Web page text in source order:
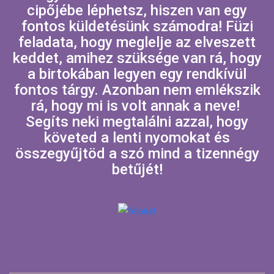
cipőjébe léphetsz, hiszen van egy
fontos küldetésünk számodra! Füzi
feladata, hogy meglelje az elveszett
keddet, amihez szüksége van rá, hogy
a birtokában legyen egy rendkívül
fontos tárgy. Azonban nem emlékszik
rá, hogy mi is volt annak a neve!
Segíts neki megtalálni azzal, hogy
követed a lenti nyomokat és
összegyűjtöd a szó mind a tizennégy
betűjét!